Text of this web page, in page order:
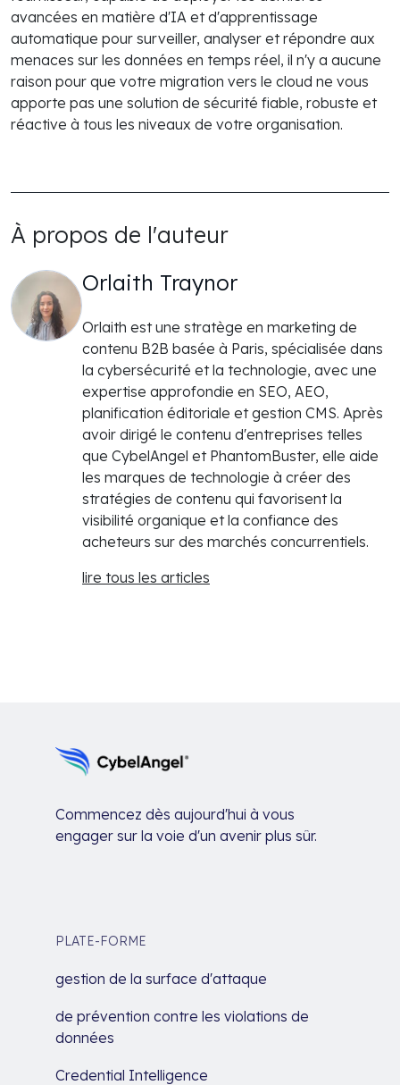
avancées en matière d'IA et d'apprentissage
automatique pour surveiller, analyser et répondre aux
menaces sur les données en temps réel, il n'y a aucune
raison pour que votre migration vers le cloud ne vous
apporte pas une solution de sécurité fiable, robuste et
réactive à tous les niveaux de votre organisation.
À propos de l'auteur
Orlaith Traynor
Orlaith est une stratège en marketing de
contenu B2B basée à Paris, spécialisée dans
la cybersécurité et la technologie, avec une
expertise approfondie en SEO, AEO,
planification éditoriale et gestion CMS. Après
avoir dirigé le contenu d'entreprises telles
que CybelAngel et PhantomBuster, elle aide
les marques de technologie à créer des
stratégies de contenu qui favorisent la
visibilité organique et la confiance des
acheteurs sur des marchés concurrentiels.
lire tous les articles
Commencez dès aujourd'hui à vous
engager sur la voie d'un avenir plus sûr.
PLATE-FORME
gestion de la surface d'attaque
de prévention contre les violations de
données
Credential Intelligence